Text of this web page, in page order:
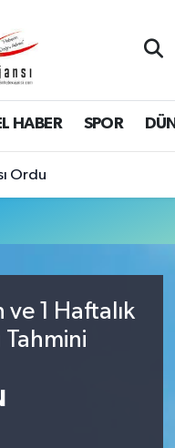
HABER SPOR
Ordu
ve 1 Haftalık